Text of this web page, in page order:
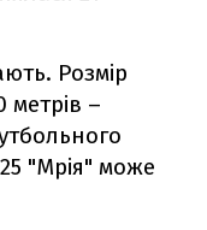
Розмір
метрів –
"Мрія" може